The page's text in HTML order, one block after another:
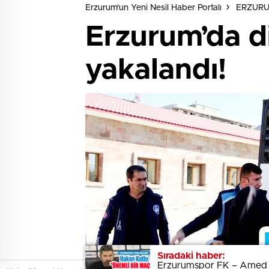
Sıradaki haber:
Erzurumspor FK – Amed
Erzurum'un Yeni Nesil Haber Portalı
Erzurum’da
yakalandı!
Sıradaki haber:
Erzurumspor FK – Amed